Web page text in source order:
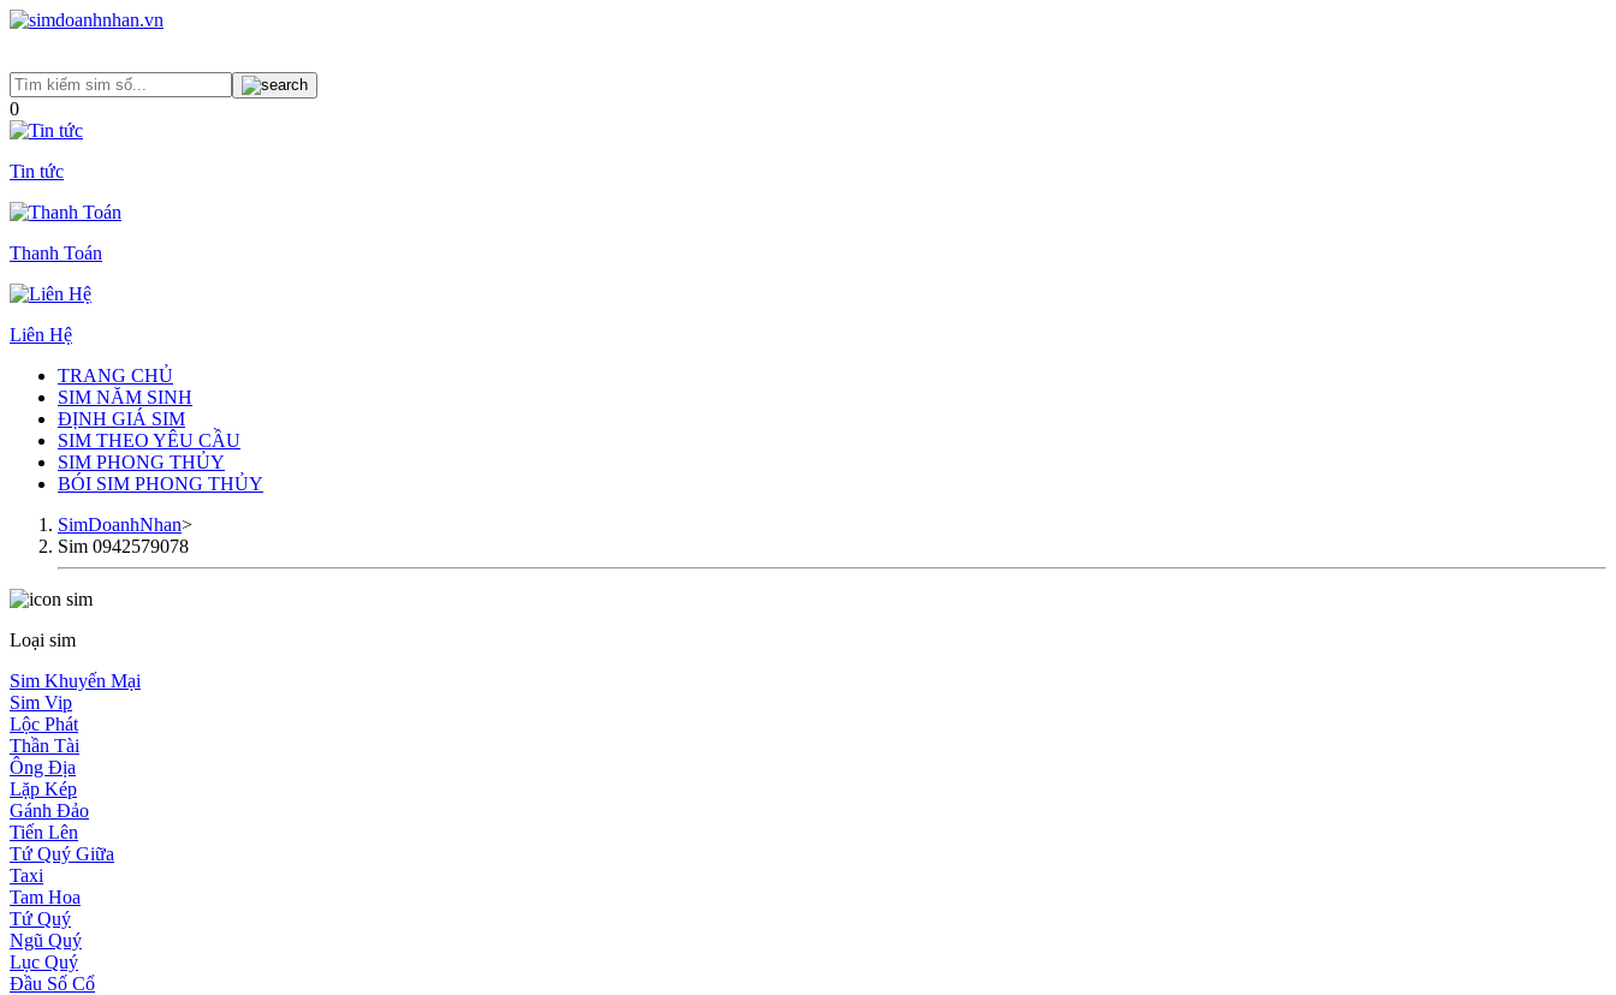
0
Tin tức
Thanh Toán
Liên Hệ
TRANG CHỦ
SIM NĂM SINH
ĐỊNH GIÁ SIM
SIM THEO YÊU CẦU
SIM PHONG THỦY
BÓI SIM PHONG THỦY
SimDoanhNhan>
Sim 0942579078
Loại sim
Sim Khuyến Mại
Sim Vip
Lộc Phát
Thần Tài
Ông Địa
Lặp Kép
Gánh Đảo
Tiến Lên
Tứ Quý Giữa
Taxi
Tam Hoa
Tứ Quý
Ngũ Quý
Lục Quý
Đầu Số Cổ